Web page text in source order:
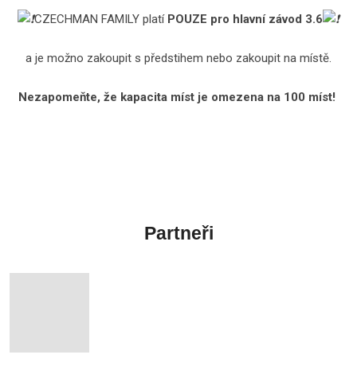
CZECHMAN FAMILY platí POUZE pro hlavní závod 3.6
a je možno zakoupit s předstihem nebo zakoupit na místě.
Nezapomeňte, že kapacita míst je omezena na 100 míst!
Partneři